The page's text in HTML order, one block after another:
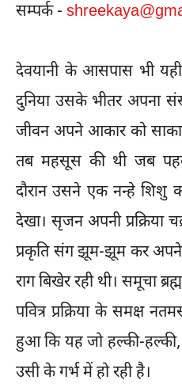
सम्पर्क -
देवयानी के आसपास भी
दुनिया उसके भीतर अपना
जीवन अपने आकार को
तब महसूस की थी जब
दौरान उसने एक नन्हे
देखा। सृजन अपनी प्रक्रिया
प्रकृति संग झूम-झूम कर
राग बिखेर रही थी। समूचा
पवित्र प्रक्रिया के समक्ष
हुआ कि यह जो हल्की-
उसी के गर्भ में हो रही है।